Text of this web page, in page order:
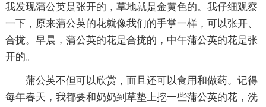
我发现蒲公英是张开的，草地就是金黄色的。我仔细观察
一下，原来蒲公英的花就像我们的手掌一样，可以张开、
合拢。早晨，蒲公英的花是合拢的，中午蒲公英的花是张
开的。
蒲公英不但可以欣赏，而且还可以食用和做药。记得
每年春天，我都要和奶奶到草垫上挖一些蒲公英的花，洗